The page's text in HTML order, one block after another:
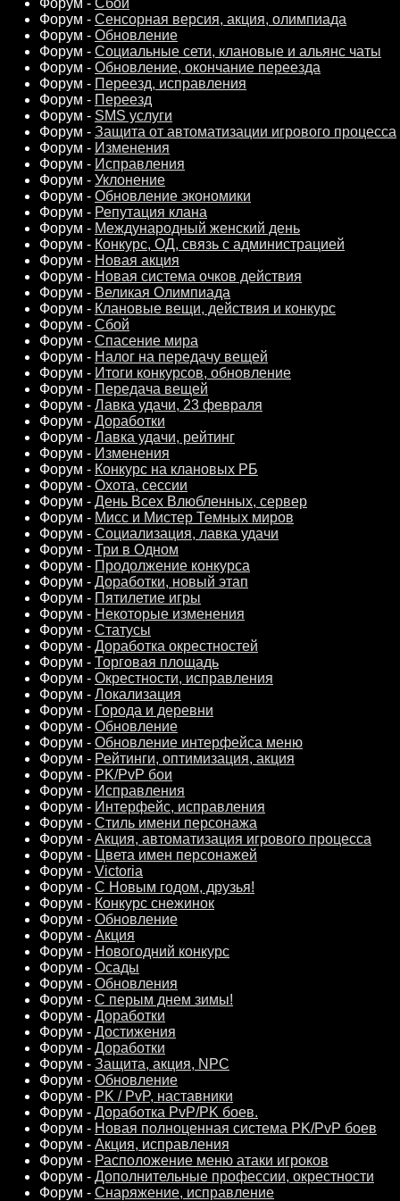
Форум - Сбой
Форум - Сенсорная версия, акция, олимпиада
Форум - Обновление
Форум - Социальные сети, клановые и альянс чаты
Форум - Обновление, окончание переезда
Форум - Переезд, исправления
Форум - Переезд
Форум - SMS услуги
Форум - Защита от автоматизации игрового процесса
Форум - Изменения
Форум - Исправления
Форум - Уклонение
Форум - Обновление экономики
Форум - Репутация клана
Форум - Международный женский день
Форум - Конкурс, ОД, связь с администрацией
Форум - Новая акция
Форум - Новая система очков действия
Форум - Великая Олимпиада
Форум - Клановые вещи, действия и конкурс
Форум - Сбой
Форум - Спасение мира
Форум - Налог на передачу вещей
Форум - Итоги конкурсов, обновление
Форум - Передача вещей
Форум - Лавка удачи, 23 февраля
Форум - Доработки
Форум - Лавка удачи, рейтинг
Форум - Изменения
Форум - Конкурс на клановых РБ
Форум - Охота, сессии
Форум - День Всех Влюбленных, сервер
Форум - Мисс и Мистер Темных миров
Форум - Социализация, лавка удачи
Форум - Три в Одном
Форум - Продолжение конкурса
Форум - Доработки, новый этап
Форум - Пятилетие игры
Форум - Некоторые изменения
Форум - Статусы
Форум - Доработка окрестностей
Форум - Торговая площадь
Форум - Окрестности, исправления
Форум - Локализация
Форум - Города и деревни
Форум - Обновление
Форум - Обновление интерфейса меню
Форум - Рейтинги, оптимизация, акция
Форум - PK/PvP бои
Форум - Исправления
Форум - Интерфейс, исправления
Форум - Стиль имени персонажа
Форум - Акция, автоматизация игрового процесса
Форум - Цвета имен персонажей
Форум - Victoria
Форум - С Новым годом, друзья!
Форум - Конкурс снежинок
Форум - Обновление
Форум - Акция
Форум - Новогодний конкурс
Форум - Осады
Форум - Обновления
Форум - С перым днем зимы!
Форум - Доработки
Форум - Достижения
Форум - Доработки
Форум - Защита, акция, NPC
Форум - Обновление
Форум - PK / PvP, наставники
Форум - Доработка PvP/PK боев.
Форум - Новая полноценная система PK/PvP боев
Форум - Акция, исправления
Форум - Расположение меню атаки игроков
Форум - Дополнительные профессии, окрестности
Форум - Снаряжение, исправление